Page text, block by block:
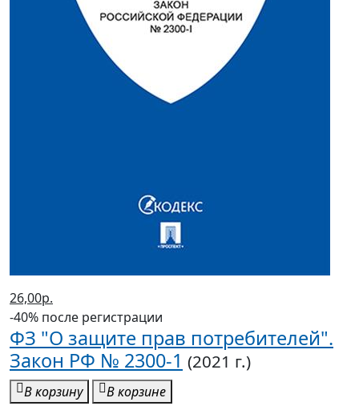
26,00р.
-40% после регистрации
ФЗ "О защите прав потребителей".
Закон РФ № 2300-1 (2021 г.)
В корзину В корзине